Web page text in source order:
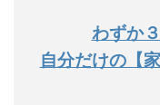
わずか
自分だけの【